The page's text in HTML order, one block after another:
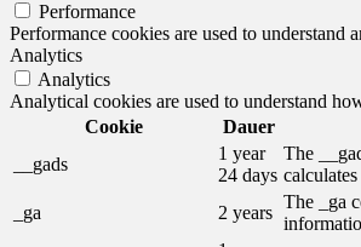
Performance
Performance cookies are used to
Analytics
Analytics
Analytical cookies are used to understand
Cookie
Dauer
__gads
1 year
24 days
The
_ga
2 years
The _ga